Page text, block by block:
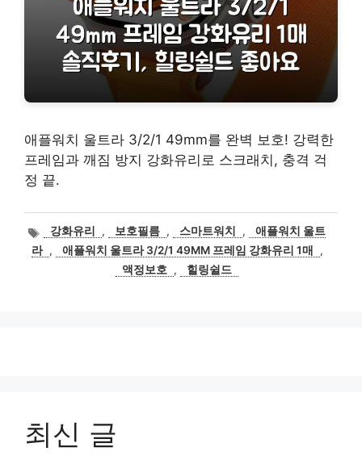
애플워치 울트라 3/2/1 49mm를 완벽 보호! 강력한
프레임과 깨짐 방지 강화유리로 스크래치, 충격 걱
정 끝.
태강화유리 , 보호필름 , 스마트워치 ,
애플워치 울트
라 , 애플워치 울트라 3/2/1 49MM 프레임 강화유리 1매
,
액정보호
, 힐링쉴드
최신 글